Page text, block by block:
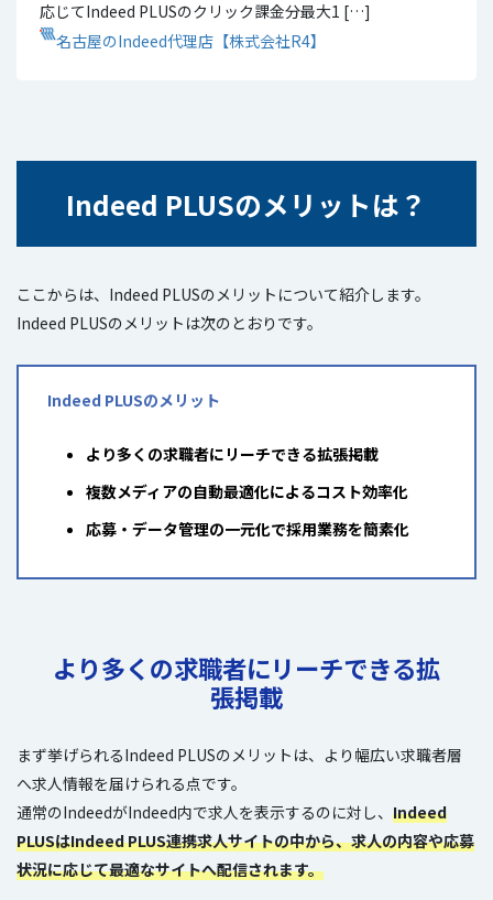
応じてIndeed PLUSのクリック課金分最大1 […]
名古屋のIndeed代理店【株式会社R4】
Indeed PLUSのメリットは？
ここからは、Indeed PLUSのメリットについて紹介します。
Indeed PLUSのメリットは次のとおりです。
Indeed PLUSのメリット
より多くの求職者にリーチできる拡張掲載
複数メディアの自動最適化によるコスト効率化
応募・データ管理の一元化で採用業務を簡素化
より多くの求職者にリーチできる拡
張掲載
まず挙げられるIndeed PLUSのメリットは、より幅広い求職者層
へ求人情報を届けられる点です。
通常のIndeedがIndeed内で求人を表示するのに対し、 Indeed
PLUSはIndeed PLUS連携求人サイトの中から、求人の内容や応募
状況に応じて最適なサイトへ配信されます。